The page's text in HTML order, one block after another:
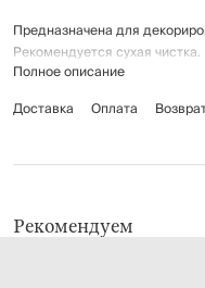
Предназначена для
Рекомендуется сухая чистка.
Полное описание
Доставка
Оплата
Рекомендуем